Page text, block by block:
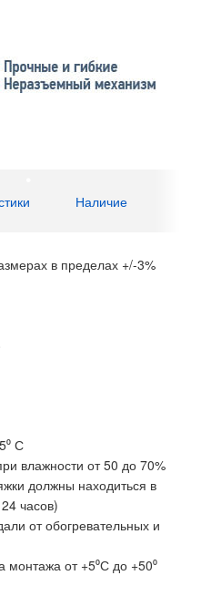
Наличие
в пределах +/-3%
С
влажности от 50 до 70%
должны находиться в
часов)
от обогревательных и
монтажа от +5⁰С до +50⁰